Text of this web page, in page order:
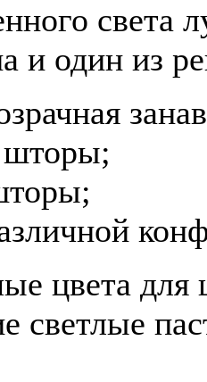
света
и один из
цвета
светлые